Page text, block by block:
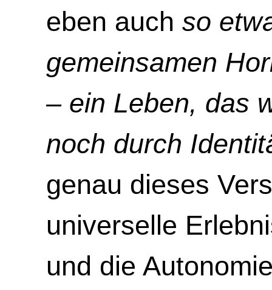
eben auch so
gemeinsamen
– ein Leben, das
noch durch
genau dieses
universelle
und die